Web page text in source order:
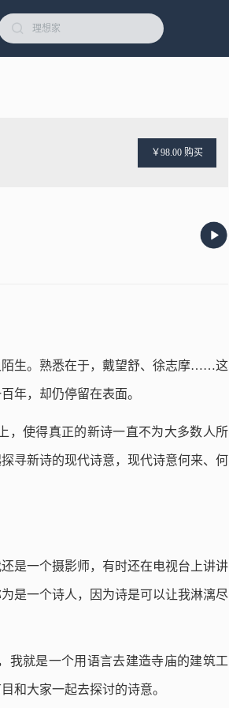
￥98.00 购买
陌生。熟悉在于，戴望舒、徐志摩……这
年，却仍停留在表面。
，使得真正的新诗一直不为大多数人所
寻新诗的现代诗意，现代诗意何来、何
是一个摄影师，有时还在电视台上讲讲
是一个诗人，因为诗是可以让我淋漓尽
我就是一个用语言去建造寺庙的建筑工
和大家一起去探讨的诗意。